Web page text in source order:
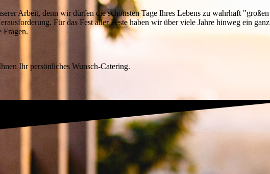
Arbeit, denn wir dürfen die schönsten Tage Ihres Lebens zu wahrhaft "großen
Für das Fest aller Feste haben wir über viele Jahre hinweg ein ganz
Fragen.
Ihr persönliches Wunsch-Catering.